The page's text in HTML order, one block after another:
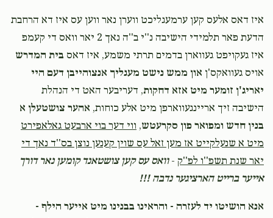
איז דאס אלעס קען ערמעגליכט ווערן נאר ווען עס איז דא הרחבת
הדעת פאר תלמידי הישיבה נ''י ב''ה נאך 2 יאר וואס די קעמפ
איז געקויפט געווארן בדמים תרתי משמע, איז דאס בית המדרש
אויס געוואקס'ן און ממש נישט מעגליך אנצוהייבן דעם היי
יאריג'ן זומער מיט אזא דחקות, דעריבער האט די הנהלת
הישיבה זיך אריינגעווארפן מיט אלע כוחות, אהער צושטעלן א
בנין חדש ומפואר פון סקרעטש, ווי דער בוי ארבעט גאלאפירט
מיט א שנעלקייט אז מען זאל עס שוין קענען נוצן בס''ד נאך די
יאר שנת תשפ''ו לפ''ק -וואס עס קען צושטאנד קומען נאר דורך
אייער ברייט הארציגער נדבה !!!
אנא הושיטו יד לעזרה - והראינו בבנינו מיט אייער הילף -